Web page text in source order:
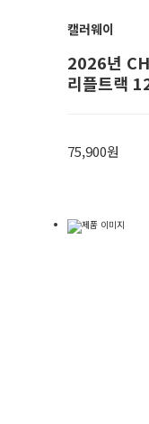
캘러웨이
2026년
리플트랙
75,900원